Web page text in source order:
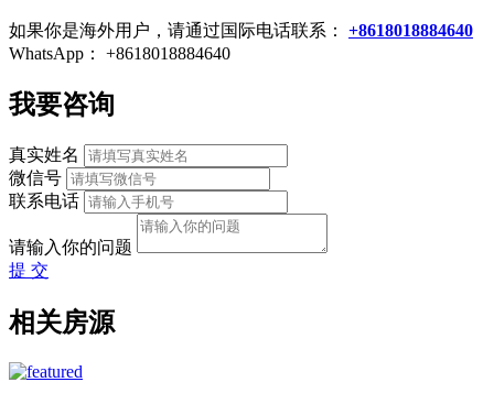
如果你是海外用户，请通过国际电话联系： +8618018884640
WhatsApp： +8618018884640
我要咨询
真实姓名
微信号
联系电话
请输入你的问题
提 交
相关房源